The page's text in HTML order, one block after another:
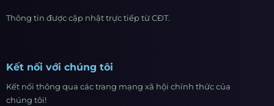
Thông tin được cập nhật trực tiếp từ CĐT.
Kết nối với chúng tôi
Kết nối thông qua các trang mạng xã hội chính thức của
chúng tôi!